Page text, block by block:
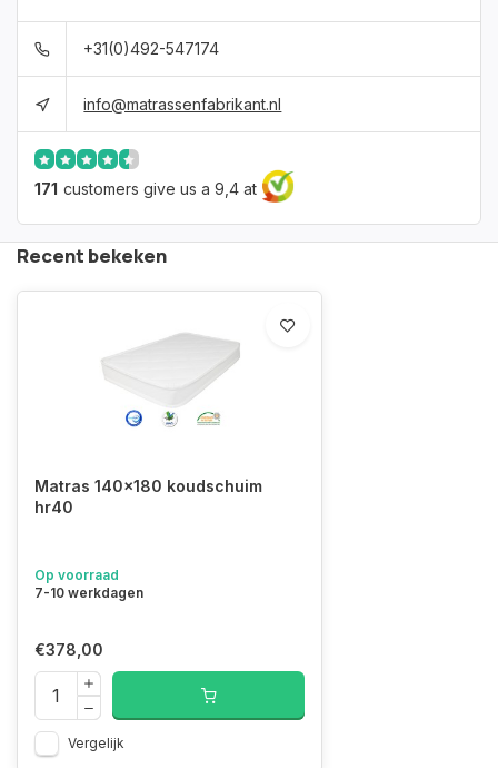
+31(0)492-547174
info@matrassenfabrikant.nl
171 customers give us a 9,4 at
Recent bekeken
Matras 140x180 koudschuim
hr40
Op voorraad
7-10 werkdagen
€378,00
Vergelijk